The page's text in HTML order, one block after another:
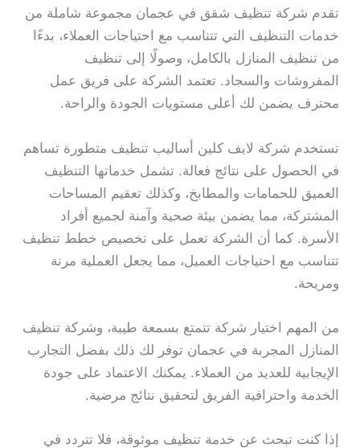
تقدم شركة تنظيف شقق في عجمان مجموعة شاملة من
خدمات التنظيف التي تتناسب مع احتياجات العملاء، بدءًا
من تنظيف المنازل بالكامل، وصولًا إلى تنظيف
المفروشات والسجاد. تعتمد الشركة على فريق عمل
محترف يضمن لك أعلى مستويات الجودة والراحة.
تستخدم شركة لايف كلين أساليب تنظيف متطورة تساهم
في الحصول على نتائج فعالة. تشمل خدماتها التنظيف
العميق للحمامات والمطابخ، وكذلك تعقيم المساحات
المشتركة، مما يضمن بيئة صحية وآمنة لجميع أفراد
الأسرة. كما أن الشركة تعمل على تخصيص خطط تنظيف
تتناسب مع احتياجات العميل، مما يجعل العملية مرنة
ومريحة.
من المهم اختيار شركة تتمتع بسمعة طيبة، وشركة تنظيف
المنازل المجربة في عجمان توفر لك ذلك بفضل التجارب
الإيجابية للعديد من العملاء. يمكنك الاعتماد على جودة
الخدمة واحترافية الفريق لتحقيق نتائج مرضية.
إذا كنت تبحث عن خدمة تنظيف موثوقة، فلا تتردد في